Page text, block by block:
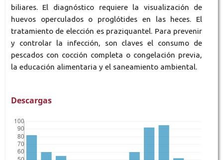
biliares. El diagnóstico requiere la visualización de
huevos operculados o proglótides en las heces. El
tratamiento de elección es praziquantel. Para prevenir
y controlar la infección, son claves el consumo de
pescados con cocción completa o congelación previa,
la educación alimentaria y el saneamiento ambiental.
Descargas